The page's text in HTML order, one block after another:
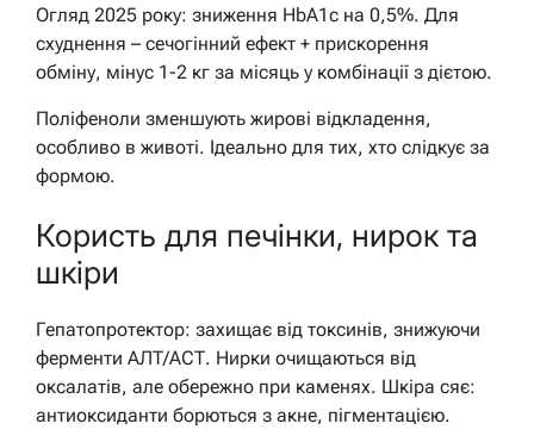
Огляд 2025 року: зниження HbA1c на 0,5%. Для
схуднення – сечогінний ефект + прискорення
обміну, мінус 1-2 кг за місяць у комбінації з дієтою.
Поліфеноли зменшують жирові відкладення,
особливо в животі. Ідеально для тих, хто слідкує за
формою.
Користь для печінки, нирок та
шкіри
Гепатопротектор: захищає від токсинів, знижуючи
ферменти АЛТ/АСТ. Нирки очищаються від
оксалатів, але обережно при каменях. Шкіра сяє:
антиоксиданти борються з акне, пігментацією.